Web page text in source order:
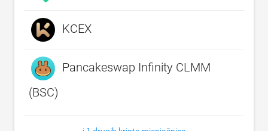
KCEX
Pancakeswap Infinity CLMM
(BSC)